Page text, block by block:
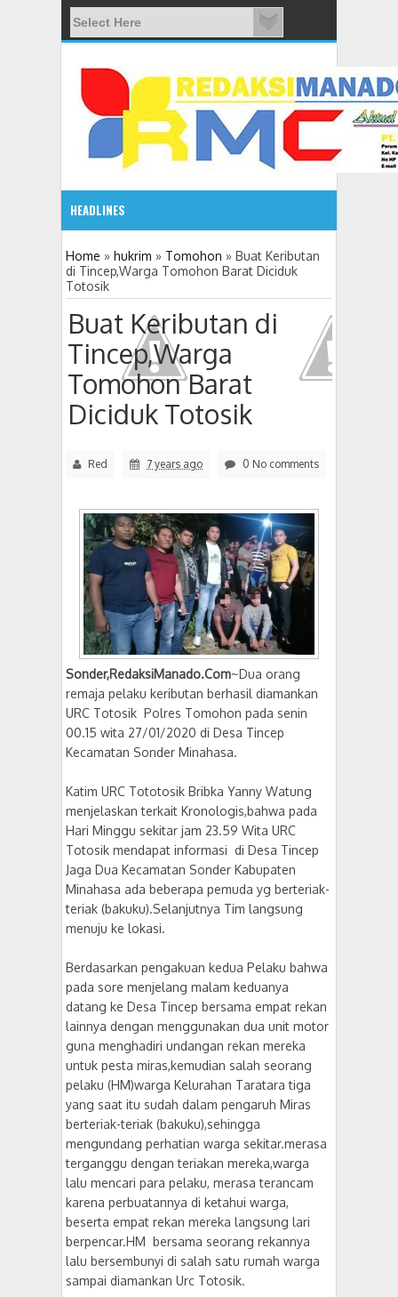
HEADLINES
08:03 AM
ADVETORIAL JONRU GANTIKAN MONO PIMPIN DPRD
Home » hukrim » Tomohon » Buat Keributan
di Tincep,Warga Tomohon Barat Diciduk
Totosik
Buat Keributan di
Tincep,Warga
Tomohon Barat
Diciduk Totosik
Red 7 years ago 0 No comments
Sonder,RedaksiManado.Com~Dua orang
remaja pelaku keributan berhasil diamankan
URC Totosik Polres Tomohon pada senin
00.15 wita 27/01/2020 di Desa Tincep
Kecamatan Sonder Minahasa.
Katim URC Tototosik Bribka Yanny Watung
menjelaskan terkait Kronologis,bahwa pada
Hari Minggu sekitar jam 23.59 Wita URC
Totosik mendapat informasi di Desa Tincep
Jaga Dua Kecamatan Sonder Kabupaten
Minahasa ada beberapa pemuda yg berteriak-
teriak (bakuku).Selanjutnya Tim langsung
menuju ke lokasi.
Berdasarkan pengakuan kedua Pelaku bahwa
pada sore menjelang malam keduanya
datang ke Desa Tincep bersama empat rekan
lainnya dengan menggunakan dua unit motor
guna menghadiri undangan rekan mereka
untuk pesta miras,kemudian salah seorang
pelaku (HM)warga Kelurahan Taratara tiga
yang saat itu sudah dalam pengaruh Miras
berteriak-teriak (bakuku),sehingga
mengundang perhatian warga sekitar.merasa
terganggu dengan teriakan mereka,warga
lalu mencari para pelaku, merasa terancam
karena perbuatannya di ketahui warga,
beserta empat rekan mereka langsung lari
berpencar.HM bersama seorang rekannya
lalu bersembunyi di salah satu rumah warga
sampai diamankan Urc Totosik.